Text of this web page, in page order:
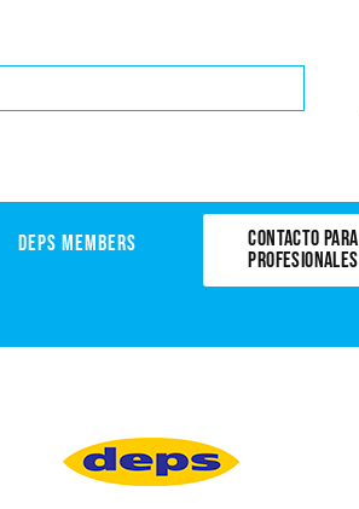
DEPS MEMBERS
CONTACTO PARA
PROFESIONALES